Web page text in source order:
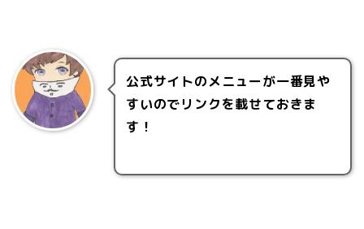
公式サイトのメニューが一番見や
すいのでリンクを載せておきま
す！